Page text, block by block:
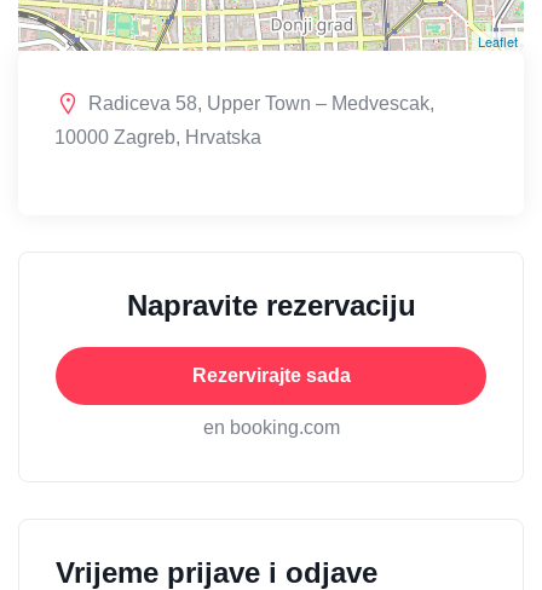
Leaflet
Radiceva 58, Upper Town – Medvescak,
10000 Zagreb, Hrvatska
Napravite rezervaciju
Rezervirajte sada
en booking.com
Vrijeme prijave i odjave